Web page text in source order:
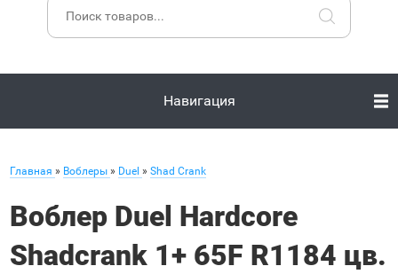
Навигация
Главная » Воблеры » Duel » Shad Crank
Воблер Duel Hardcore
Shadcrank 1+ 65F R1184 цв.